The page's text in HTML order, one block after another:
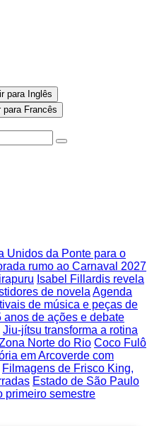
Unidos da Ponte para o
rumo ao Carnaval 2027
Isabel Fillardis revela
de novela Agenda
de música e peças de
de ações e debate
Jiu-jítsu transforma a rotina
Norte do Rio Coco Fulô
em Arcoverde com
Filmagens de Frisco King,
Estado de São Paulo
primeiro semestre